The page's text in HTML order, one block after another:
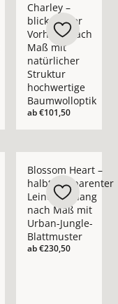
Charley –
blickdichter
Vorhang nach
Maß mit
natürlicher
Struktur
hochwertige
Baumwolloptik
ab€101,50
Blossom Heart –
halbtransparenter
Leinenvorhang
nach Maß mit
Urban-Jungle-
Blattmuster
ab€230,50